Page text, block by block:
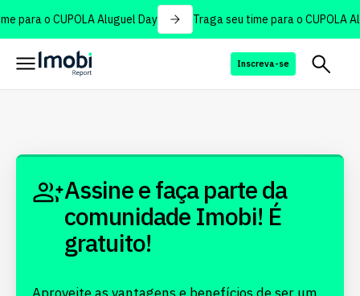
para o CUPOLA Aluguel Day Traga seu time para o CUPOLA
Inscreva-se
Assine e faça parte da
comunidade Imobi! É
gratuito!